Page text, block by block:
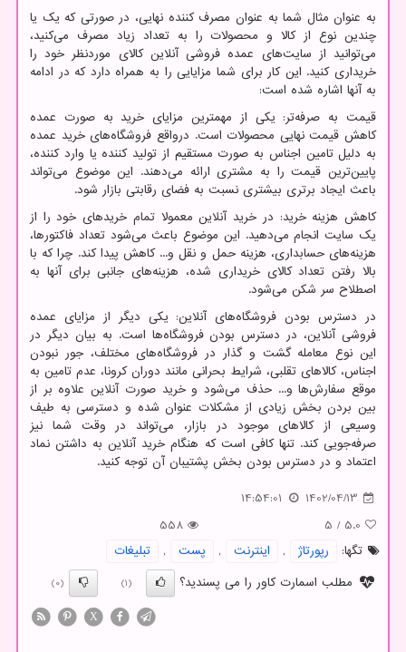
به عنوان مثال شما به عنوان مصرف کننده نهایی، در صورتی که یک یا
چندین نوع از کالا و محصولات را به تعداد زیاد مصرف می‌کنید،
می‌توانید از سایت‌های عمده فروشی آنلاین کالای موردنظر خود را
خریداری کنید. این کار برای شما مزایایی را به همراه دارد که در ادامه
به آنها اشاره شده است:
قیمت به صرفه‌تر: یکی از مهمترین مزایای خرید به صورت عمده
کاهش قیمت نهایی محصولات است. درواقع فروشگاه‌های خرید عمده
به دلیل تامین اجناس به صورت مستقیم از تولید کننده یا وارد کننده،
پایین‌ترین قیمت را به مشتری ارائه می‌دهند. این موضوع می‌تواند
باعث ایجاد برتری بیشتری نسبت به فضای رقابتی بازار شود.
کاهش هزینه‌ خرید: در خرید آنلاین معمولا تمام خریدهای خود را از
یک سایت انجام می‌دهید. این موضوع باعث می‌شود تعداد فاکتورها،
هزینه‌های حسابداری، هزینه حمل و نقل و... کاهش پیدا کند. چرا که با
بالا رفتن تعداد کالای خریداری شده، هزینه‌های جانبی برای آنها به
اصطلاح سر شکن می‌شود.
در دسترس بودن فروشگاه‌های آنلاین: یکی دیگر از مزایای عمده
فروشی آنلاین، در دسترس بودن فروشگاه‌ها است. به بیان دیگر در
این نوع معامله گشت و گذار در فروشگاه‌های مختلف، جور نبودن
اجناس، کالاهای تقلبی، شرایط بحرانی مانند دوران کرونا، عدم تامین به
موقع سفارش‌ها و... حذف می‌شود و خرید صورت آنلاین علاوه بر از
بین بردن بخش زیادی از مشکلات عنوان شده و دسترسی به طیف
وسیعی از کالاهای موجود در بازار، می‌تواند در وقت شما نیز
صرفه‌جویی کند. تنها کافی است که هنگام خرید آنلاین به داشتن نماد
اعتماد و در دسترس بودن بخش پشتیبان آن توجه کنید.
1402/04/13
14:54:01
5.0
/
5
558
تگها:
رپورتاژ , اینترنت , پست ,
تبلیغات
مطلب اسمارت کاور را می پسندید؟
(1)
(0)
X